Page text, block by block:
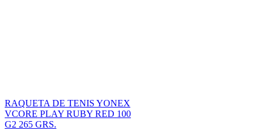
RAQUETA DE TENIS YONEX
VCORE PLAY RUBY RED 100
G2 265 GRS.